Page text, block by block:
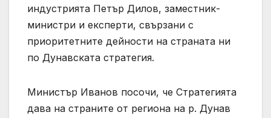
индустрията Петър Дилов, заместник-
министри и експерти, свързани с
приоритетните дейности на страната ни
по Дунавската стратегия.
Министър Иванов посочи, че Стратегията
дава на страните от региона на р. Дунав